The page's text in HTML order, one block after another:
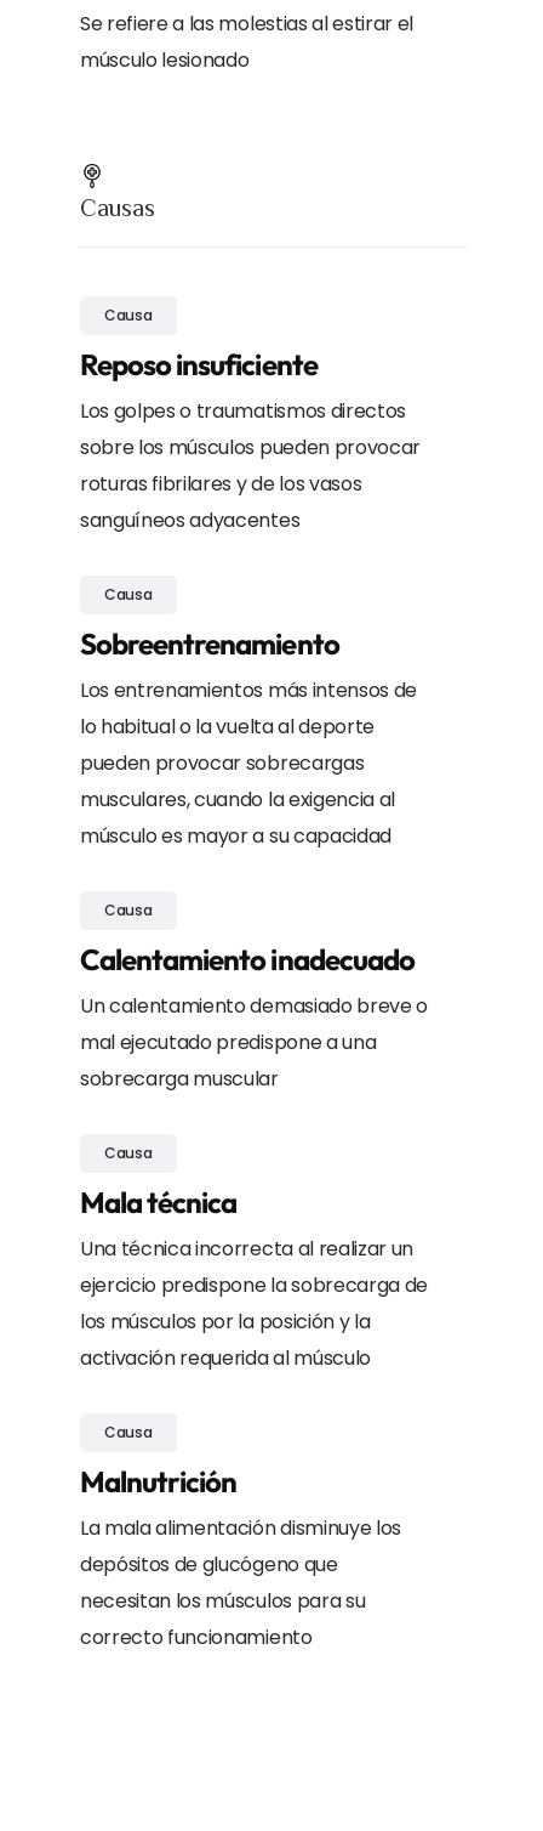
Se refiere a las molestias al estirar el
músculo lesionado
Causas
Causa
Reposo insuficiente
Los golpes o traumatismos directos
sobre los músculos pueden provocar
roturas fibrilares y de los vasos
sanguíneos adyacentes
Causa
Sobreentrenamiento
Los entrenamientos más intensos de
lo habitual o la vuelta al deporte
pueden provocar sobrecargas
musculares, cuando la exigencia al
músculo es mayor a su capacidad
Causa
Calentamiento inadecuado
Un calentamiento demasiado breve o
mal ejecutado predispone a una
sobrecarga muscular
Causa
Mala técnica
Una técnica incorrecta al realizar un
ejercicio predispone la sobrecarga de
los músculos por la posición y la
activación requerida al músculo
Causa
Malnutrición
La mala alimentación disminuye los
depósitos de glucógeno que
necesitan los músculos para su
correcto funcionamiento